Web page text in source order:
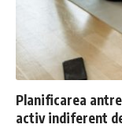
Planificarea
activ indiferent